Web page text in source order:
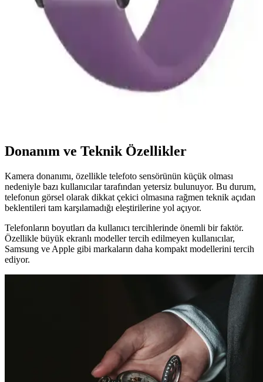
Actto Çok Kademeli Notebook Stanı, ergonomik tasarımı ve
dayanıklı malzemeleriyle uzun süreli kullanımlar için ideal.
Ayarlanabilir yükseklik ve kablo düzenleme özellikleriyle çalışma
konforunu artırır.
Xiaomi Redmi Watch 5 Active Uyumlu Silikon
Kayışın Özellikleri ve Kullanıcı Yorumları
Xiaomi Redmi Watch 5 Active ile uyumlu silikon kayış, hafifliği,
Donanım ve Teknik Özellikler
Kamera donanımı, özellikle telefoto sensörünün küçük olması
nedeniyle bazı kullanıcılar tarafından yetersiz bulunuyor. Bu durum,
telefonun görsel olarak dikkat çekici olmasına rağmen teknik açıdan
beklentileri tam karşılamadığı eleştirilerine yol açıyor.
Telefonların boyutları da kullanıcı tercihlerinde önemli bir faktör.
Özellikle büyük ekranlı modeller tercih edilmeyen kullanıcılar,
Samsung ve Apple gibi markaların daha kompakt modellerini tercih
ediyor.